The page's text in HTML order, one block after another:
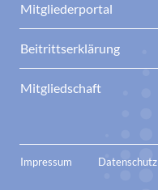
Mitgliederportal
Beitrittserklärung
Mitgliedschaft
Impressum Datenschutz